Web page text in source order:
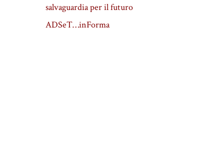
salvaguardia per il futuro
ADSeT…inForma